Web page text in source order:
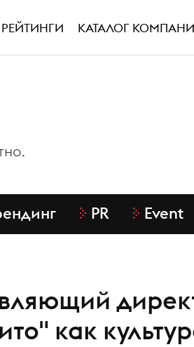
РЕЙТИНГИ КАТАЛОГ
PR Event
как